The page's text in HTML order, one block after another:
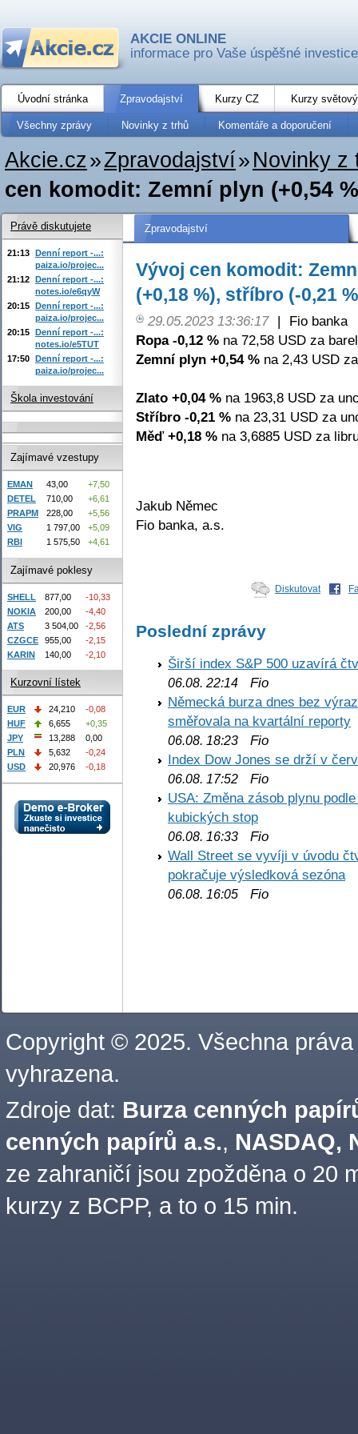
AKCIE ONLINE
informace pro Vaše úspěšné investice
Úvodní stránka Zpravodajství Kurzy CZ Kurzy
Všechny zprávy Novinky z trhů Komentáře a doporučení
Akcie.cz»Zpravodajství» Novinky z
cen komodit: Zemní plyn (+0,54
Zpravodajství
Vývoj cen komodit:
(+0,18 %), stříbro (-0,21
29.05.2023 13:36:17 |
Fio banka
Ropa -0,12 % na 72,58 USD za
Zemní plyn +0,54 % na 2,43 USD
Zlato +0,04 % na 1963,8 USD za
Stříbro -0,21 % na 23,31 USD za
Měď +0,18 % na 3,6885 USD za
Jakub Němec
Fio banka, a.s.
Diskutovat
Poslední zprávy
Širší index S&P 500 uzavírá
06.08. 22:14 Fio
Německá burza dnes bez
směřovala na kvartální reporty
06.08. 18:23 Fio
Index Dow Jones se drží v
06.08. 17:52 Fio
USA: Změna zásob plynu
kubických stop
06.08. 16:33 Fio
Wall Street se vyvíji v úvodu
pokračuje výsledková sezóna
06.08. 16:05 Fio
Právě diskutujete
21:13 Denní report -...:
paiza.io/projec...
21:12 Denní report -...:
notes.io/e6qyW
20:15 Denní report -...:
paiza.io/projec...
20:15 Denní report -...:
notes.io/e5TUT
17:50 Denní report -...:
paiza.io/projec...
Škola investování
Zajímavé vzestupy
EMAN 43,00
+7,50
DETEL
710,00
+6,61
PRAPM
228,00
+5,56
VIG
1 797,00
+5,09
RBI
1 575,50 +4,61
Zajímavé poklesy
SHELL 877,00
-10,33
NOKIA
200,00
-4,40
ATS
3 504,00
-2,56
CZGCE
955,00
-2,15
KARIN
140,00 -2,10
Kurzovní lístek
EUR 24,210
-0,08
HUF
6,655
+0,35
JPY
13,288
0,00
PLN
5,632
-0,24
USD
20,976 -0,18
Copyright © 2025. Všechna práva
vyhrazena.
Zdroje dat: Burza cenných
cenných papírů a.s., NASDAQ,
ze zahraničí jsou zpožděna o 20
kurzy z BCPP, a to o 15 min.